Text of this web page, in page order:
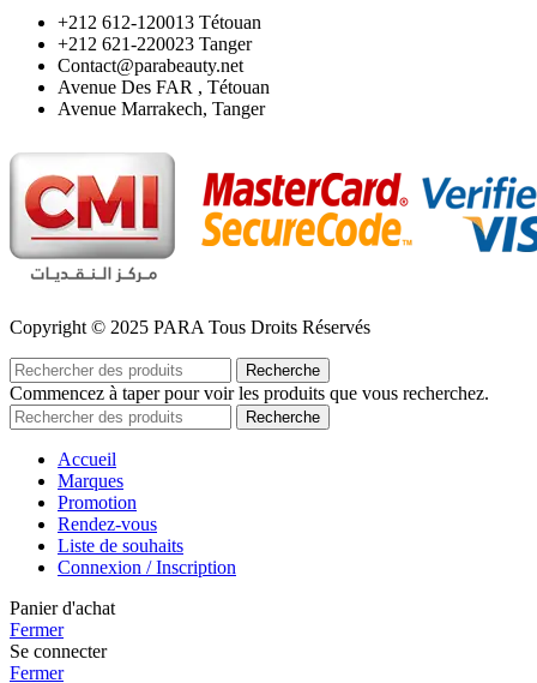
‪+212 612-120013 Tétouan
‪+212 621-220023 Tanger
Contact@parabeauty.net
Avenue Des FAR , Tétouan
Avenue Marrakech, Tanger
Copyright © 2025 PARA Tous Droits Réservés
Recherche
Commencez à taper pour voir les produits que vous recherchez.
Recherche
Accueil
Marques
Promotion
Rendez-vous
Liste de souhaits
Connexion / Inscription
Panier d'achat
Fermer
Se connecter
Fermer